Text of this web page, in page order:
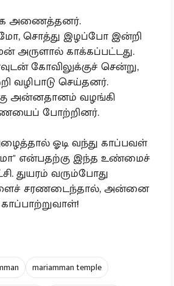
அணைத்தனர்.
சொத்து இழப்போ இன்றி
அருளால் காக்கப்பட்டது.
கோவிலுக்குச் சென்று,
வழிபாடு செய்தனர்.
அன்னதானம் வழங்கி
போற்றினர்.
ஓடி வந்து காப்பவள்
என்பதற்கு இந்த உண்மைச்
துயரம் வரும்போது
சரணடைந்தால், அன்னை
mariamman temple